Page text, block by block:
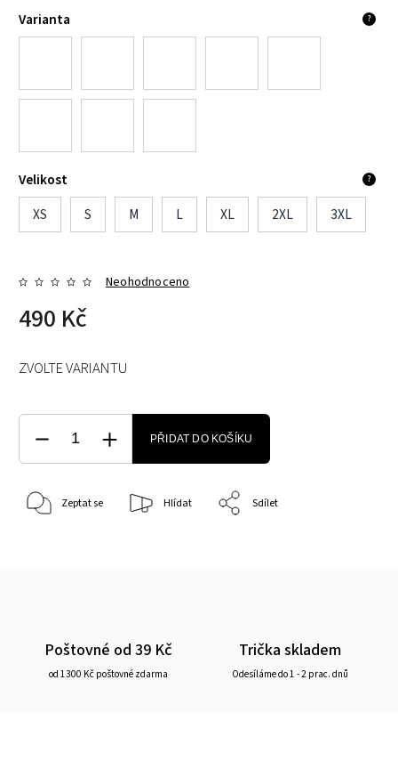
Varianta ?
Velikost ?
XS S M L XL 2XL 3XL
Neohodnoceno
490 Kč
ZVOLTE VARIANTU
PŘIDAT DO KOŠÍKU
Zeptat se Hlídat Sdílet
Poštovné od 39 Kč
od 1300 Kč poštovné zdarma
Trička skladem
Odesíláme do 1 - 2 prac. dnů